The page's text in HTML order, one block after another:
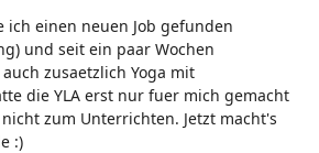
ich einen neuen Job gefunden
und seit ein paar Wochen
zusaetzlich Yoga mit
die YLA erst nur fuer mich gemacht
zum Unterrichten. Jetzt macht's
:)